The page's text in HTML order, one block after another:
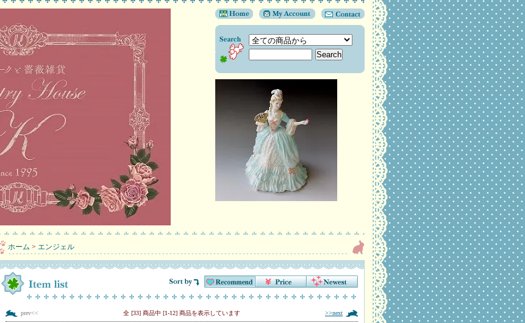
ホーム > エンジェル
prev<< 全 [33] 商品中 [1-12] 商品を表示しています >>next